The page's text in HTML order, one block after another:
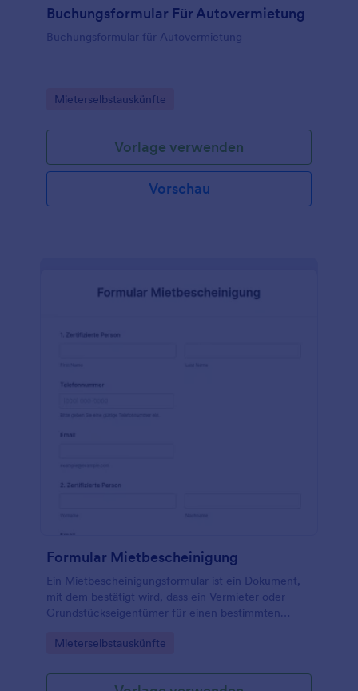
Buchungsformular Für Autovermietung
Buchungsformular für Autovermietung
Go to Category:
Mieterselbstauskünfte
Vorlage verwenden
Vorschau
Formular Mietbescheinigung
Ein Mietbescheinigungsformular ist ein Dokument,
mit dem bestätigt wird, dass ein Vermieter oder
Grundstückseigentümer für einen bestimmten
Go to Category:
Mieterselbstauskünfte